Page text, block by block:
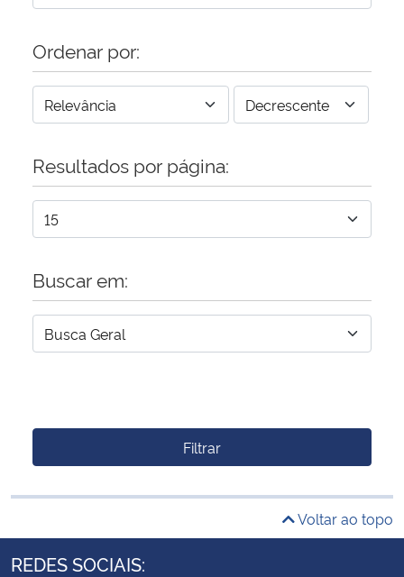
Ordenar por:
Resultados por página:
Buscar em:
Filtrar
Voltar ao topo
REDES SOCIAIS: